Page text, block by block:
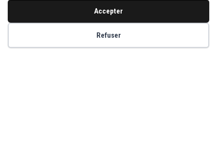
Accepter
Refuser
Copyright © Recette de Grand-Mère